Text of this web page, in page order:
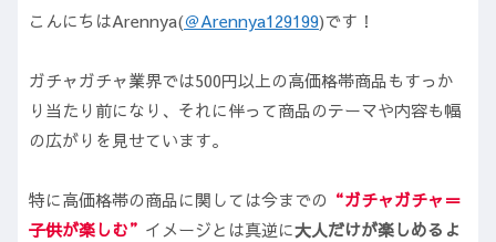
こんにちはArennya(＠Arennya129199)です！
ガチャガチャ業界では500円以上の高価格帯商品もすっか
り当たり前になり、それに伴って商品のテーマや内容も幅
の広がりを見せています。
特に高価格帯の商品に関しては今までの “ガチャガチャ＝
子供が楽しむ” イメージとは真逆に大人だけが楽しめるよ